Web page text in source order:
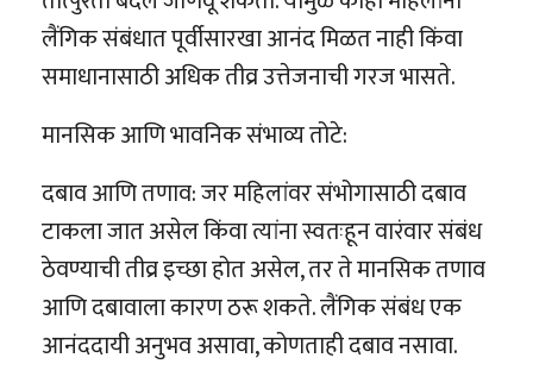
लैंगिक संबंधात पूर्वीसारखा आनंद मिळत नाही किंवा
समाधानासाठी अधिक तीव्र उत्तेजनाची गरज भासते.
मानसिक आणि भावनिक संभाव्य तोटे:
दबाव आणि तणाव: जर महिलांवर संभोगासाठी दबाव
टाकला जात असेल किंवा त्यांना स्वतःहून वारंवार संबंध
ठेवण्याची तीव्र इच्छा होत असेल, तर ते मानसिक तणाव
आणि दबावाला कारण ठरू शकते. लैंगिक संबंध एक
आनंददायी अनुभव असावा, कोणताही दबाव नसावा.